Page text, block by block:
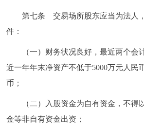
第七条 交易场所股东应当为法人，
件：
（一）财务状况良好，最近两个会
近一年年末净资产不低于5000万元人民
币；
（二）入股资金为自有资金，不得
金等非自有资金出资；